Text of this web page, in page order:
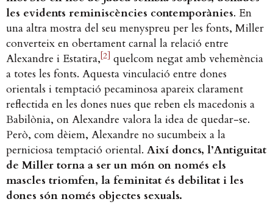
les evidents reminiscències contemporànies. En
una altra mostra del seu menyspreu per les fonts, Miller
converteix en obertament carnal la relació entre
Alexandre i Estatira, [2] quelcom negat amb vehemència
a totes les fonts. Aquesta vinculació entre dones
orientals i temptació pecaminosa apareix clarament
reflectida en les dones nues que reben els macedonis a
Babilònia, on Alexandre valora la idea de quedar-se.
Però, com dèiem, Alexandre no sucumbeix a la
perniciosa temptació oriental. Així doncs, l’Antiguitat
de Miller torna a ser un món on només els
mascles triomfen, la feminitat és debilitat i les
dones són només objectes sexuals.